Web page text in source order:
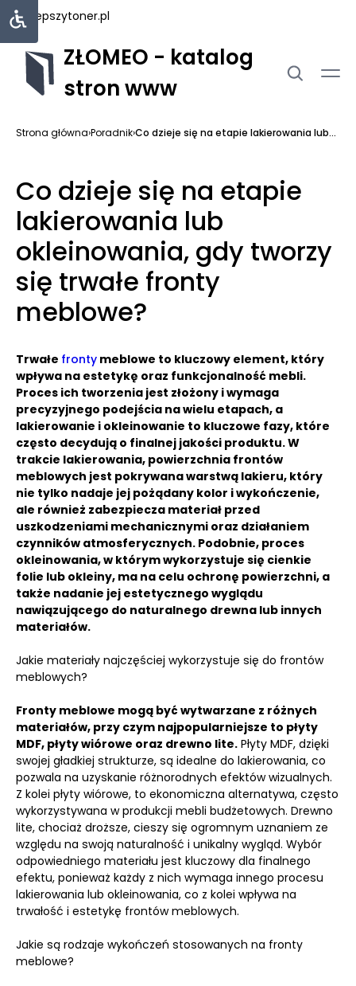
najlepszytoner.pl
ZŁOMEO - katalog
stron www
Strona główna›Poradnik›Co dzieje się na etapie lakierowania lub...
Co dzieje się na etapie
lakierowania lub
okleinowania, gdy tworzy
się trwałe fronty
meblowe?
Trwałe fronty meblowe to kluczowy element, który
wpływa na estetykę oraz funkcjonalność mebli.
Proces ich tworzenia jest złożony i wymaga
precyzyjnego podejścia na wielu etapach, a
lakierowanie i okleinowanie to kluczowe fazy, które
często decydują o finalnej jakości produktu.W
trakcie lakierowania, powierzchnia frontów
meblowych jest pokrywana warstwą lakieru, który
nie tylko nadaje jej pożądany kolor i wykończenie,
ale również zabezpiecza materiał przed
uszkodzeniami mechanicznymi oraz działaniem
czynników atmosferycznych. Podobnie, proces
okleinowania, w którym wykorzystuje się cienkie
folie lub okleiny, ma na celu ochronę powierzchni, a
także nadanie jej estetycznego wyglądu
nawiązującego do naturalnego drewna lub innych
materiałów.
Jakie materiały najczęściej wykorzystuje się do frontów
meblowych?
Fronty meblowe mogą być wytwarzane z różnych
materiałów, przy czym najpopularniejsze to płyty
MDF, płyty wiórowe oraz drewno lite. Płyty MDF, dzięki
swojej gładkiej strukturze, są idealne do lakierowania, co
pozwala na uzyskanie różnorodnych efektów wizualnych.
Z kolei płyty wiórowe, to ekonomiczna alternatywa, często
wykorzystywana w produkcji mebli budżetowych. Drewno
lite, chociaż droższe, cieszy się ogromnym uznaniem ze
względu na swoją naturalność i unikalny wygląd. Wybór
odpowiedniego materiału jest kluczowy dla finalnego
efektu, ponieważ każdy z nich wymaga innego procesu
lakierowania lub okleinowania, co z kolei wpływa na
trwałość i estetykę frontów meblowych.
Jakie są rodzaje wykończeń stosowanych na fronty
meblowe?